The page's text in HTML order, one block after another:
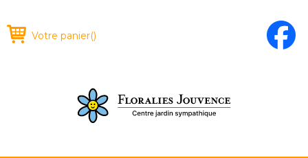
Votre panier()